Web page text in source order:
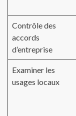
Contrôle des
accords
d’entreprise
Examiner les
usages locaux